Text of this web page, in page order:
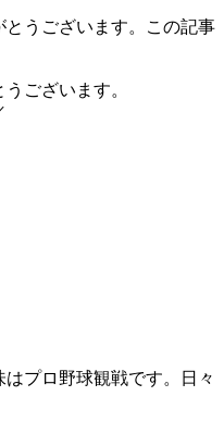
うございます。この記事
ございます。
プロ野球観戦です。日々